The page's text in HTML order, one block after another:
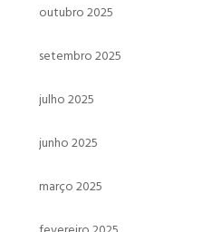
outubro 2025
setembro 2025
julho 2025
junho 2025
março 2025